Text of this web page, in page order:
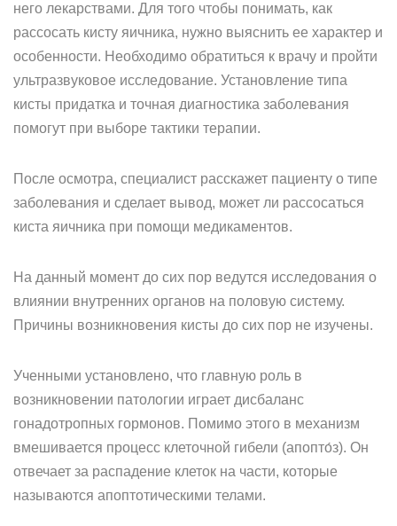
него лекарствами. Для того чтобы понимать, как
рассосать кисту яичника, нужно выяснить ее характер и
особенности. Необходимо обратиться к врачу и пройти
ультразвуковое исследование. Установление типа
кисты придатка и точная диагностика заболевания
помогут при выборе тактики терапии.
После осмотра, специалист расскажет пациенту о типе
заболевания и сделает вывод, может ли рассосаться
киста яичника при помощи медикаментов.
На данный момент до сих пор ведутся исследования о
влиянии внутренних органов на половую систему.
Причины возникновения кисты до сих пор не изучены.
Ученными установлено, что главную роль в
возникновении патологии играет дисбаланс
гонадотропных гормонов. Помимо этого в механизм
вмешивается процесс клеточной гибели (апопто́з). Он
отвечает за распадение клеток на части, которые
называются апоптотическими телами.